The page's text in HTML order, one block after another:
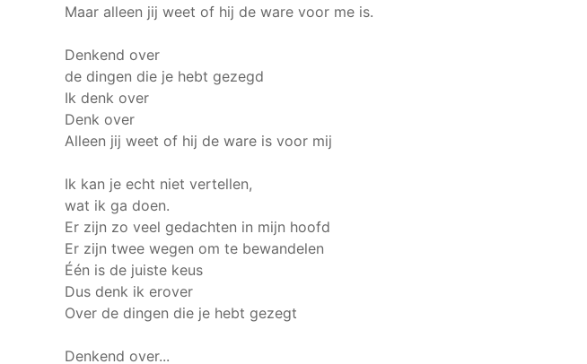
Maar alleen jij weet of hij de ware voor me is.
Denkend over
de dingen die je hebt gezegd
Ik denk over
Denk over
Alleen jij weet of hij de ware is voor mij
Ik kan je echt niet vertellen,
wat ik ga doen.
Er zijn zo veel gedachten in mijn hoofd
Er zijn twee wegen om te bewandelen
Één is de juiste keus
Dus denk ik erover
Over de dingen die je hebt gezegt
Denkend over...